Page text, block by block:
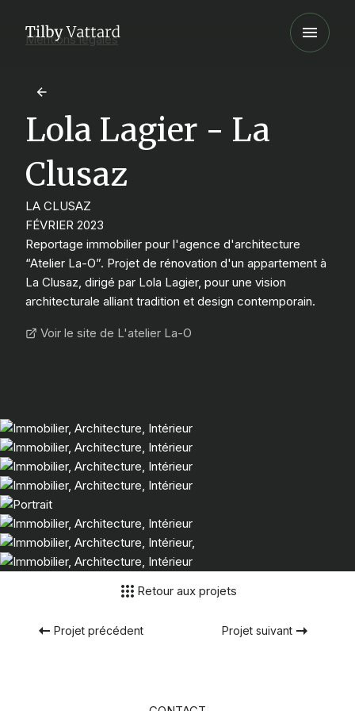
Mentions légales
Lola Lagier - La
Clusaz
LA CLUSAZ
FÉVRIER 2023
Reportage immobilier pour l'agence d'architecture
“Atelier La-O”. Projet de rénovation d'un appartement à
La Clusaz, dirigé par Lola Lagier, pour une vision
architecturale alliant tradition et design contemporain.
Voir le site de L'atelier La-O
Projet précédent
Retour aux projets
Projet suivant